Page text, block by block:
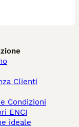
Clienti
Condizioni
ENCI
ideale